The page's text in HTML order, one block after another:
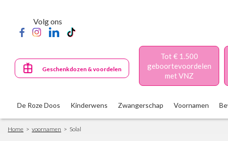
content
Volg ons
Geschenkdozen & voordelen
Tot € 1.500
geboortevoordelen
met VNZ
De Roze Doos Kinderwens Zwangerschap Voornamen
Breadcrumb
Home voornamen Solal